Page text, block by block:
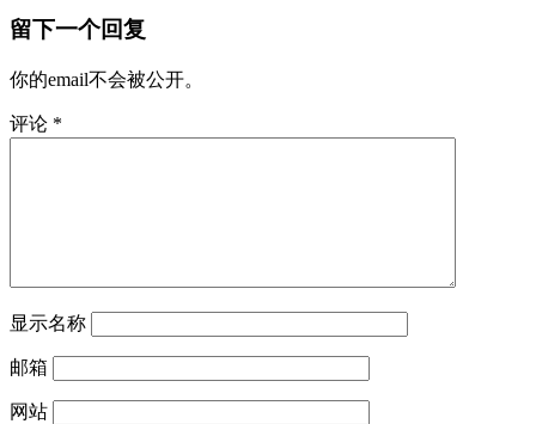
留下一个回复
你的email不会被公开。
评论 *
显示名称
邮箱
网站